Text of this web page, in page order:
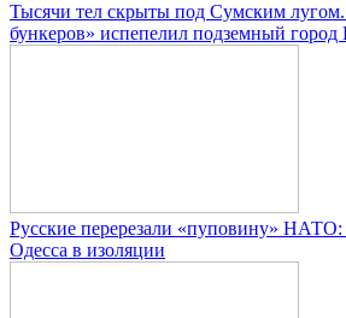
Тысячи тел скрыты под Сумским
бункеров» испепелил подземный
Русские перерезали «пуповину» НАТО:
Одесса в изоляции